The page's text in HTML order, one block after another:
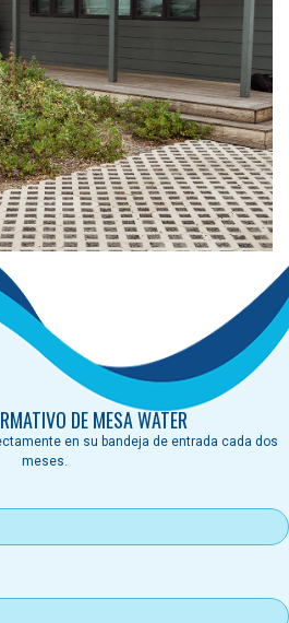
DE MESA WATER
en su bandeja de entrada cada dos
meses.